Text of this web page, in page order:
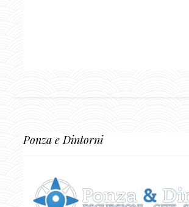
Ponza e Dintorni